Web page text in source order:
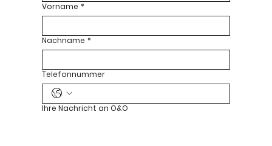
Vorname *
Nachname *
Telefonnummer
Ihre Nachricht an O&O